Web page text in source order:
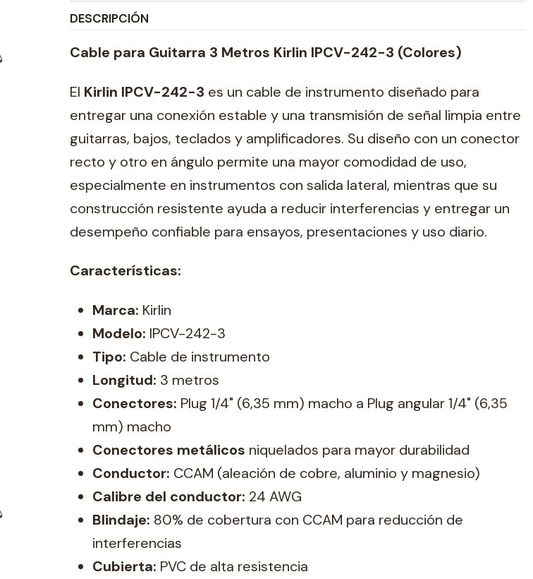
DESCRIPCIÓN
Cable para Guitarra 3 Metros Kirlin IPCV-242-3 (Colores)
El Kirlin IPCV-242-3 es un cable de instrumento diseñado para
entregar una conexión estable y una transmisión de señal limpia entre
guitarras, bajos, teclados y amplificadores. Su diseño con un conector
recto y otro en ángulo permite una mayor comodidad de uso,
especialmente en instrumentos con salida lateral, mientras que su
construcción resistente ayuda a reducir interferencias y entregar un
desempeño confiable para ensayos, presentaciones y uso diario.
Características:
Marca: Kirlin
Modelo: IPCV-242-3
Tipo: Cable de instrumento
Longitud: 3 metros
Conectores: Plug 1/4" (6,35 mm) macho a Plug angular 1/4" (6,35
mm) macho
Conectores metálicos niquelados para mayor durabilidad
Conductor: CCAM (aleación de cobre, aluminio y magnesio)
Calibre del conductor: 24 AWG
Blindaje: 80% de cobertura con CCAM para reducción de
interferencias
Cubierta: PVC de alta resistencia